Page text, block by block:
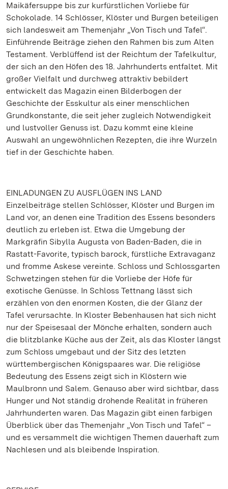
Maikäfersuppe bis zur kurfürstlichen Vorliebe für
Schokolade. 14 Schlösser, Klöster und Burgen beteiligen
sich landesweit am Themenjahr „Von Tisch und Tafel“.
Einführende Beiträge ziehen den Rahmen bis zum Alten
Testament. Verblüffend ist der Reichtum der Tafelkultur,
der sich an den Höfen des 18. Jahrhunderts entfaltet. Mit
großer Vielfalt und durchweg attraktiv bebildert
entwickelt das Magazin einen Bilderbogen der
Geschichte der Esskultur als einer menschlichen
Grundkonstante, die seit jeher zugleich Notwendigkeit
und lustvoller Genuss ist. Dazu kommt eine kleine
Auswahl an ungewöhnlichen Rezepten, die ihre Wurzeln
tief in der Geschichte haben.
EINLADUNGEN ZU AUSFLÜGEN INS LAND
Einzelbeiträge stellen Schlösser, Klöster und Burgen im
Land vor, an denen eine Tradition des Essens besonders
deutlich zu erleben ist. Etwa die Umgebung der
Markgräfin Sibylla Augusta von Baden-Baden, die in
Rastatt-Favorite, typisch barock, fürstliche Extravaganz
und fromme Askese vereinte. Schloss und Schlossgarten
Schwetzingen stehen für die Vorliebe der Höfe für
exotische Genüsse. In Schloss Tettnang lässt sich
erzählen von den enormen Kosten, die der Glanz der
Tafel verursachte. In Kloster Bebenhausen hat sich nicht
nur der Speisesaal der Mönche erhalten, sondern auch
die blitzblanke Küche aus der Zeit, als das Kloster längst
zum Schloss umgebaut und der Sitz des letzten
württembergischen Königspaares war. Die religiöse
Bedeutung des Essens zeigt sich in Klöstern wie
Maulbronn und Salem. Genauso aber wird sichtbar, dass
Hunger und Not ständig drohende Realität in früheren
Jahrhunderten waren. Das Magazin gibt einen farbigen
Überblick über das Themenjahr „Von Tisch und Tafel“ –
und es versammelt die wichtigen Themen dauerhaft zum
Nachlesen und als bleibende Inspiration.